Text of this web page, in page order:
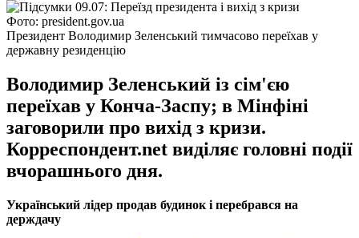
Фото: president.gov.ua
Президент Володимир Зеленський тимчасово переїхав у
державну резиденцію
Володимир Зеленський із сім'єю
переїхав у Конча-Заспу; в Мінфіні
заговорили про вихід з кризи.
Корреспондент.net виділяє головні події
вчорашнього дня.
Український лідер продав будинок і перебрався на
держдачу